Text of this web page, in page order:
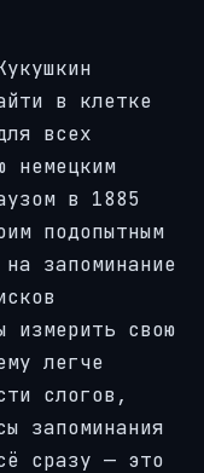
в клетке
всех
немецким
в 1885
подопытным
запоминание
измерить свою
легче
слогов,
запоминания
сразу — это